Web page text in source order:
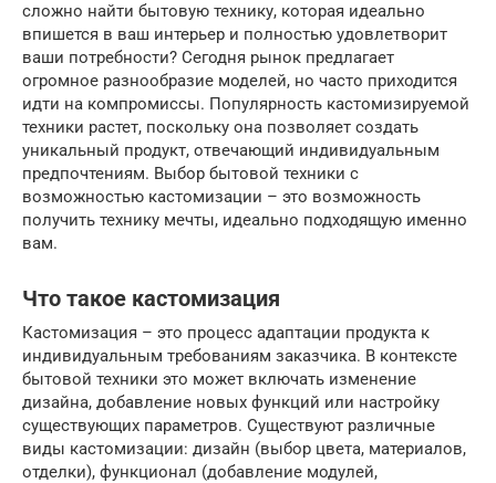
сложно найти бытовую технику, которая идеально
впишется в ваш интерьер и полностью удовлетворит
ваши потребности? Сегодня рынок предлагает
огромное разнообразие моделей, но часто приходится
идти на компромиссы. Популярность кастомизируемой
техники растет, поскольку она позволяет создать
уникальный продукт, отвечающий индивидуальным
предпочтениям. Выбор бытовой техники с
возможностью кастомизации – это возможность
получить технику мечты, идеально подходящую именно
вам.
Что такое кастомизация
Кастомизация – это процесс адаптации продукта к
индивидуальным требованиям заказчика. В контексте
бытовой техники это может включать изменение
дизайна, добавление новых функций или настройку
существующих параметров. Существуют различные
виды кастомизации: дизайн (выбор цвета, материалов,
отделки), функционал (добавление модулей,